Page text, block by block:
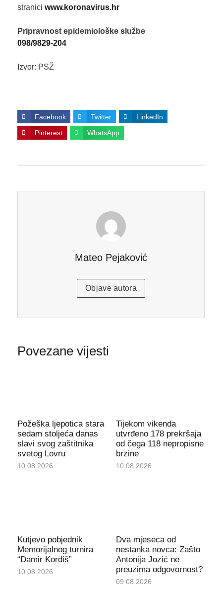
stranici www.koronavirus.hr
Pripravnost epidemiološke službe
098/9829-204
Izvor: PSŽ
Facebook Twitter LinkedIn
Pinterest WhatsApp
Mateo Pejaković
Objave autora
Povezane vijesti
Požeška ljepotica stara
sedam stoljeća danas
slavi svog zaštitnika
svetog Lovru
10.08.2026
Tijekom vikenda
utvrđeno 178 prekršaja
od čega 118 nepropisne
brzine
10.08.2026
Kutjevo pobjednik
Memorijalnog turnira
“Damir Kordiš”
10.08.2026
Dva mjeseca od
nestanka novca: Zašto
Antonija Jozić ne
preuzima odgovornost?
09.08.2026